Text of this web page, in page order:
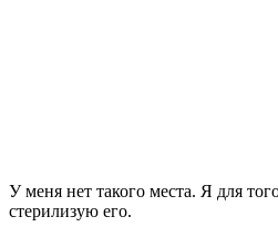
У меня нет такого места. Я для
стерилизую его.